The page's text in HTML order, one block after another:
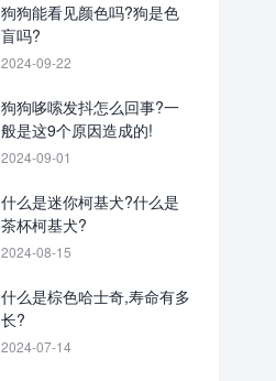
狗狗能看见颜色吗?狗是色
盲吗?
2024-09-22
狗狗哆嗦发抖怎么回事?一
般是这9个原因造成的!
2024-09-01
什么是迷你柯基犬?什么是
茶杯柯基犬?
2024-08-15
什么是棕色哈士奇,寿命有多
长?
2024-07-14